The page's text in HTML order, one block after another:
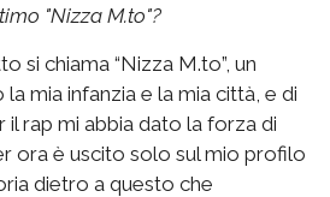
"Nizza M.to"?
si chiama “Nizza M.to”, un
mia infanzia e la mia città, e di
rap mi abbia dato la forza di
ora è uscito solo sul mio profilo
dietro a questo che